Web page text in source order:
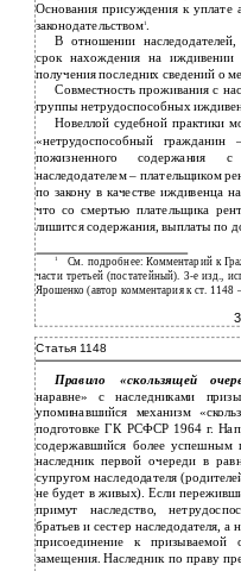
Основания присуждения к
законодательством1.
В отношении
срок нахождения на иждивении
получения последних сведений о
Совместность проживания с
группы нетрудоспособных
Новеллой судебной практики
«нетрудоспособный
пожизненного содержания
наследодателем – плательщиком
по закону в качестве иждивенца
что со смертью плательщика
лишится содержания, выплаты по
1
См. подробнее: Комментарий к
части третьей (постатейный). 3-е
Ярошенко (автор комментария к ст.
Статья 1148
Правило «скользящей
наравне» с наследниками
упоминавшийся механизм
подготовке ГК РСФСР 1964 г.
содержавшийся более успешным
наследник первой очереди в
супругом наследодателя
не будет в живых). Если
примут наследство,
братьев и сестер наследодателя,
присоединение к
замещения. Наследник по праву